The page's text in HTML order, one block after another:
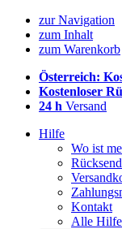
zur Navigation
zum Inhalt
zum Warenkorb
Österreich:
Kostenloser
24 h Versand
Hilfe
Wo ist
Kontakt
Alle